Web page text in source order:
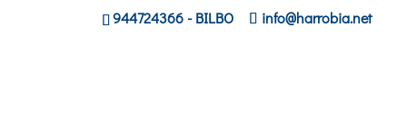
944724366- BILBO info@harrobia.net